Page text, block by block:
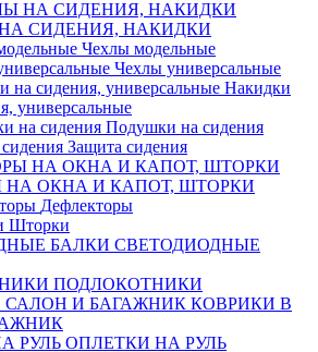
СИДЕНИЯ, НАКИДКИ
Чехлы модельные
Чехлы универсальные
Накидки
универсальные
Подушки на сидения
Защита сидения
НА ОКНА И КАПОТ, ШТОРКИ
Дефлекторы
Шторки
СВЕТОДИОДНЫЕ
ПОДЛОКОТНИКИ
КОВРИКИ В
ОПЛЕТКИ НА РУЛЬ